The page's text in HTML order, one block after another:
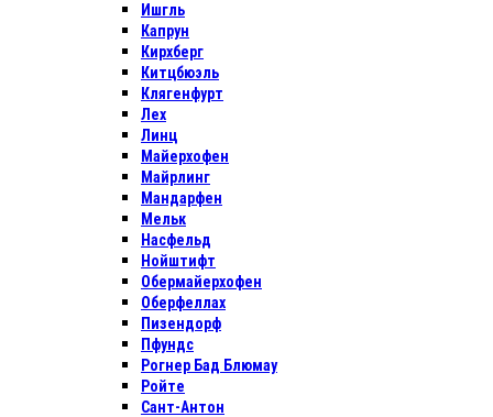
Ишгль
Капрун
Кирхберг
Китцбюэль
Клягенфурт
Лех
Линц
Майерхофен
Майрлинг
Мандарфен
Мельк
Насфельд
Нойштифт
Обермайерхофен
Оберфеллах
Пизендорф
Пфундс
Рогнер Бад Блюмау
Ройте
Сант-Антон